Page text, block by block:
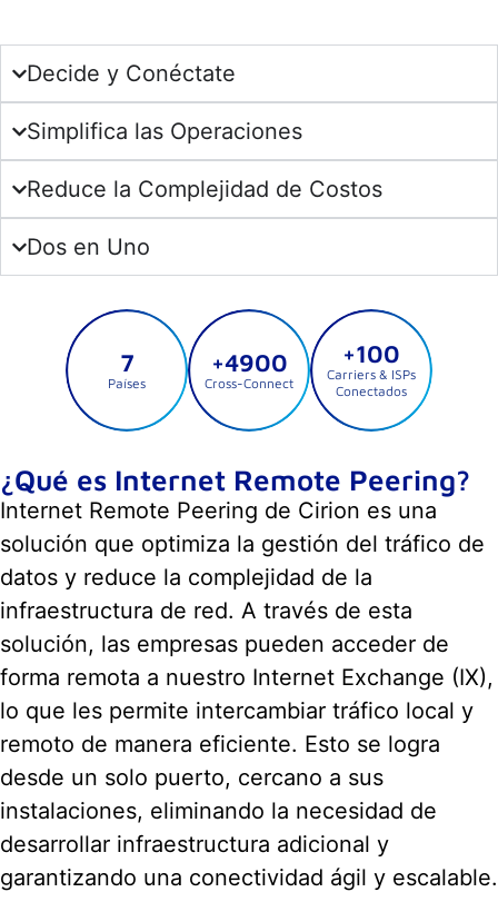
Decide y Conéctate
Simplifica las Operaciones
Reduce la Complejidad de Costos
Dos en Uno
7
Países
+4900
Cross-Connect
+100
Carriers & ISPs
Conectados
¿Qué es Internet Remote Peering?
Internet Remote Peering de Cirion es una
solución que optimiza la gestión del tráfico de
datos y reduce la complejidad de la
infraestructura de red. A través de esta
solución, las empresas pueden acceder de
forma remota a nuestro Internet Exchange (IX),
lo que les permite intercambiar tráfico local y
remoto de manera eficiente. Esto se logra
desde un solo puerto, cercano a sus
instalaciones, eliminando la necesidad de
desarrollar infraestructura adicional y
garantizando una conectividad ágil y escalable.